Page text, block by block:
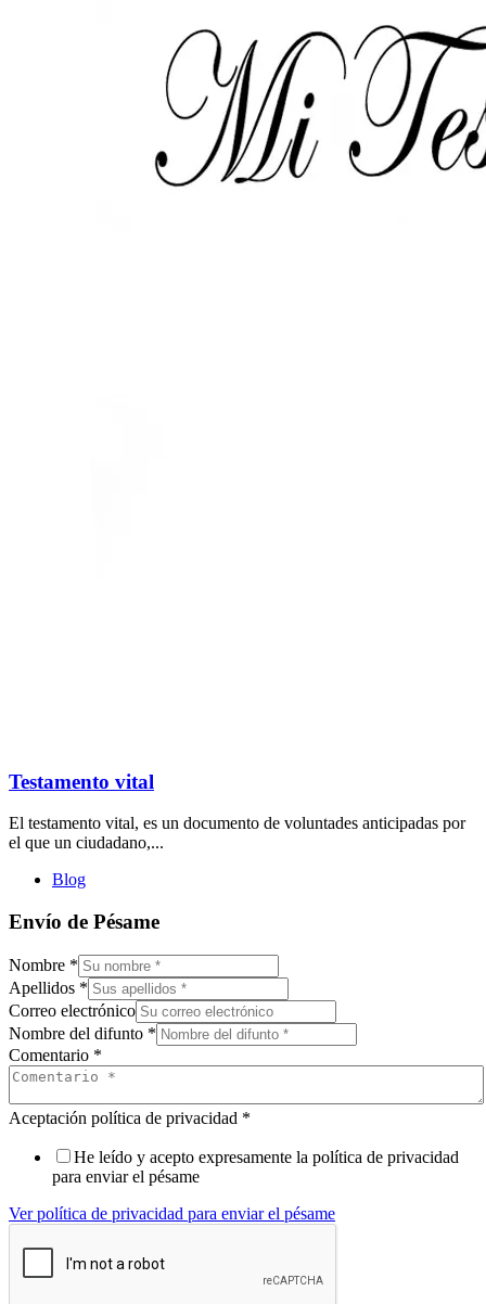
Testamento vital
El testamento vital, es un documento de voluntades anticipadas por
el que un ciudadano,...
Blog
Envío de Pésame
Nombre *
Apellidos *
Correo electrónico
Nombre del difunto *
Comentario *
Aceptación política de privacidad *
He leído y acepto expresamente la política de privacidad
para enviar el pésame
Ver política de privacidad para enviar el pésame